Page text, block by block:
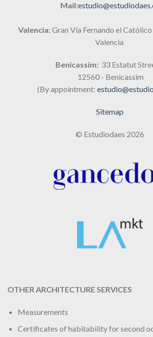
Mail:
Valencia: Gran Vía Fernando el Católico
Valencia
Benicassim: 33 Estatut
12560 - Benicassim
(By appointment:
Sitemap
© Estudiodaes 2026
OTHER ARCHITECTURE SERVICES
Measurements
Certificates of habitability for second